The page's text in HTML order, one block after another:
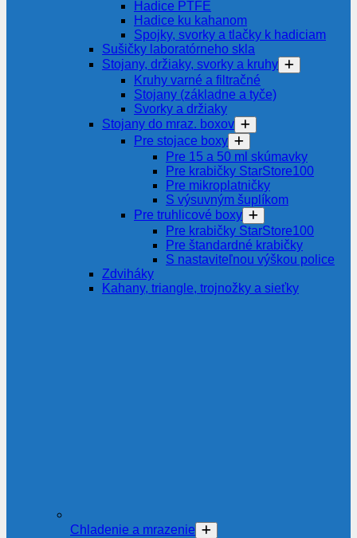
Hadice PTFE
Hadice ku kahanom
Spojky, svorky a tlačky k hadiciam
Sušičky laboratórneho skla
Stojany, držiaky, svorky a kruhy
Kruhy varné a filtračné
Stojany (základne a tyče)
Svorky a držiaky
Stojany do mraz. boxov
Pre stojace boxy
Pre 15 a 50 ml skúmavky
Pre krabičky StarStore100
Pre mikroplatničky
S výsuvným šuplíkom
Pre truhlicové boxy
Pre krabičky StarStore100
Pre štandardné krabičky
S nastaviteľnou výškou police
Zdviháky
Kahany, triangle, trojnožky a sieťky
Chladenie a mrazenie